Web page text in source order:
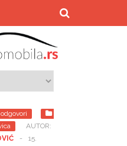
AUTOR:
-
15.